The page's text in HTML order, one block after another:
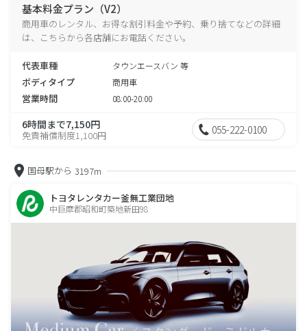
基本料金プラン（V2）
商用車のレンタル、お得な割引料金や予約、乗り捨てなどの詳細
は、こちらから各店舗にお電話ください。
代表車種 タウンエースバン 等
ボディタイプ 商用車
営業時間 08:00-20:00
6時間まで7,150円
免責補償制度1,100円 055-222-0100
国母駅から 3197m
トヨタレンタカー釜無工業団地
中巨摩郡昭和町築地新田98